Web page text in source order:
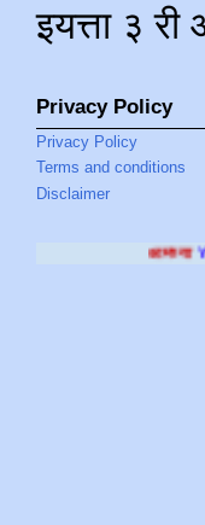
इयत्ता ३
Privacy Policy
Privacy Policy
Terms and conditions
Disclaimer
YOUTUBE CHANNELला